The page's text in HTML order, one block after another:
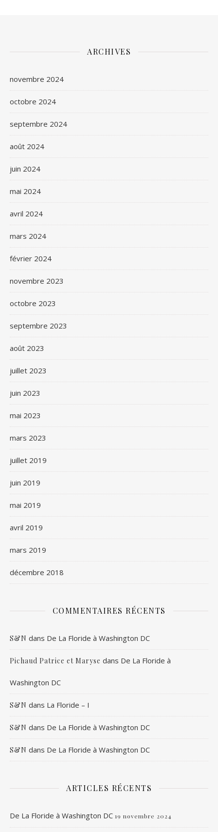
ARCHIVES
novembre 2024
octobre 2024
septembre 2024
août 2024
juin 2024
mai 2024
avril 2024
mars 2024
février 2024
novembre 2023
octobre 2023
septembre 2023
août 2023
juillet 2023
juin 2023
mai 2023
mars 2023
juillet 2019
juin 2019
mai 2019
avril 2019
mars 2019
décembre 2018
COMMENTAIRES RÉCENTS
S&N dans De La Floride à Washington DC
Pichaud Patrice et Maryse dans De La Floride à
Washington DC
S&N dans La Floride – I
S&N dans De La Floride à Washington DC
S&N dans De La Floride à Washington DC
ARTICLES RÉCENTS
De La Floride à Washington DC 19 novembre 2024